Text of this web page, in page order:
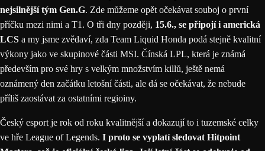
nejsilnější tým Gen.G. Zde můžeme opět očekávat souboj o první
příčku mezi nimi a T1. O tři dny později, 15.6., se připojí i americká
LCS a my jsme zvědaví, zda Team Liquid Honda podá stejně kvalitní
výkony jako ve skupinové části MSI. Čínská LPL, která je známá
především pro své hry s velkým množstvím killů, ještě nemá
oznámený den začátku letošní části, ale dá se očekávat, že nebude
příliš zaostávat za ostatními regioiny.
Český esport je rok od roku kvalitnější a dokazují to i tuzemské celky
ve hře League of Legends. I proto se vyplatí sledovat Hitpoint